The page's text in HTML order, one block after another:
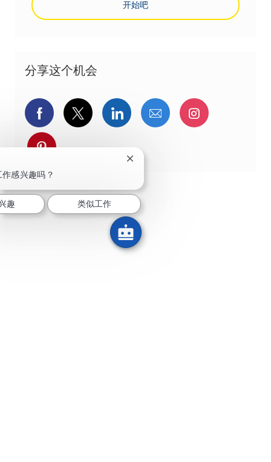
开始吧
分享这个机会
通过Facebook分享
通过推特分享通过LinkedIn分享
通过电子邮件分享
通过
通过 pinterest 分享
感兴趣吗？
关闭聊天机器人通知
趣 类似工作